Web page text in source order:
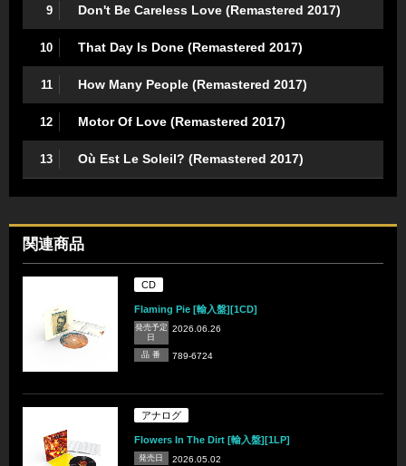
9 Don't Be Careless Love (Remastered 2017)
10 That Day Is Done (Remastered 2017)
11 How Many People (Remastered 2017)
12 Motor Of Love (Remastered 2017)
13 Où Est Le Soleil? (Remastered 2017)
関連商品
CD
Flaming Pie [輸入盤][1CD]
発売予定
日
2026.06.26
品 番 789-6724
アナログ
Flowers In The Dirt [輸入盤][1LP]
発売日 2026.05.02